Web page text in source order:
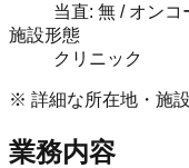
当直: 無 / オンコ
施設形態
クリニック
※ 詳細な所在地・施
業務内容